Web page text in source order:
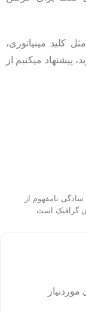
کلید مینیاتوری،
پیشنهاد میکنیم از
نامفهوم از
گرافیک است